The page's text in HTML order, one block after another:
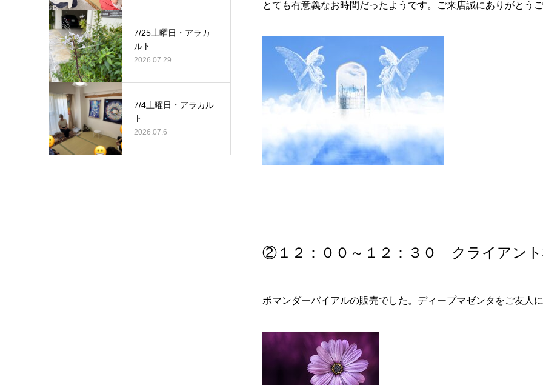
とても有意義なお時間だったようです。ご来店誠にありがとうご
②１２：００～１２：３０ クライアント
ポマンダーバイアルの販売でした。ディープマゼンタをご友人
7/25土曜日・アラカ
ルト
2026.07.29
7/4土曜日・アラカル
ト
2026.07.6